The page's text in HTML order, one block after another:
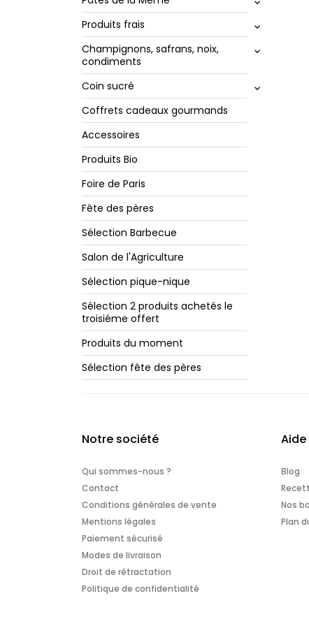
keyboard_arrow_down
Produits frais keyboard_arrow_down
Champignons, safrans, noix,
condiments
keyboard_arrow_down
Coin sucré keyboard_arrow_down
Coffrets cadeaux gourmands
Accessoires
Produits Bio
Foire de Paris
Fête des pères
Sélection Barbecue
Salon de l'Agriculture
Sélection pique-nique
Sélection 2 produits achetés le
troisiéme offert
Produits du moment
Sélection fête des pères
Notre société
Qui sommes-nous ?
Contact
Conditions générales de vente
Mentions légales
Paiement sécurisé
Modes de livraison
Droit de rétractation
Politique de confidentialité
Aide
Blog
Nos
Plan